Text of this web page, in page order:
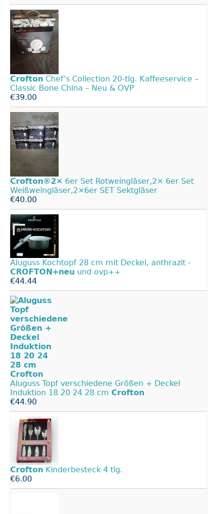
Crofton Chef’s Collection 20-tlg. Kaffeeservice –
Classic Bone China – Neu & OVP
€39.00
Crofton®2× 6er Set Rotweingläser,2× 6er Set
Weißweingläser,2×6er SET Sektgläser
€40.00
Aluguss Kochtopf 28 cm mit Deckel, anthrazit -
CROFTON+neu und ovp++
€44.44
Aluguss Topf verschiedene Größen + Deckel
Induktion 18 20 24 28 cm Crofton
€44.90
Crofton Kinderbesteck 4 tlg.
€6.00